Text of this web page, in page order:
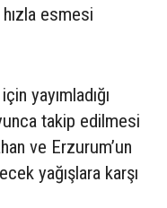
esmesi
yayımladığı
takip edilmesi
ve Erzurum’un
yağışlara karşı